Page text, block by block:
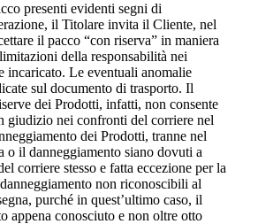
presenti evidenti segni di
il Titolare invita il Cliente, nel
il pacco “con riserva” in maniera
della responsabilità nei
incaricato. Le eventuali anomalie
sul documento di trasporto. Il
dei Prodotti, infatti, non consente
giudizio nei confronti del corriere nel
dei Prodotti, tranne nel
o il danneggiamento siano dovuti a
corriere stesso e fatta eccezione per la
non riconoscibili al
purché in quest’ultimo caso, il
appena conosciuto e non oltre otto